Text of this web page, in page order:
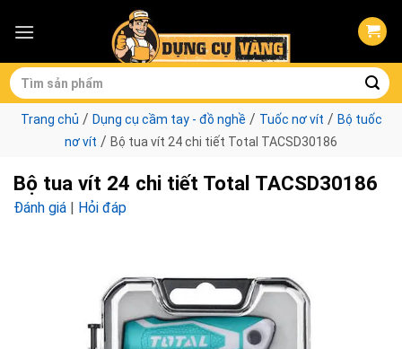
Tìm
kiếm:
Trang chủ / Dụng cụ cầm tay - đồ nghề / Tuốc nơ vít / Bộ tuốc
nơ vít / Bộ tua vít 24 chi tiết Total TACSD30186
Bộ tua vít 24 chi tiết Total TACSD30186
Đánh giá | Hỏi đáp